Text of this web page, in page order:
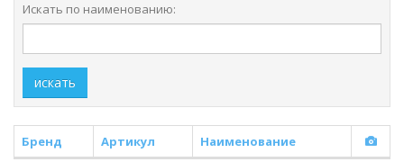
Искать по наименованию:
искать
Бренд Артикул Наименование